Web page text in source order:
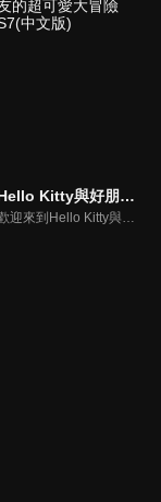
Hello Kitty與好朋友的超可愛大冒險S7(中文版)
歡迎來到Hello Kitty與好朋友的超可愛大冒險! 與Hello Kitty, 大眼蛙, 酷企鵝, 美樂蒂, 布丁狗還有酷洛米, 準備和朋友們一起經歷有趣的冒險吧!